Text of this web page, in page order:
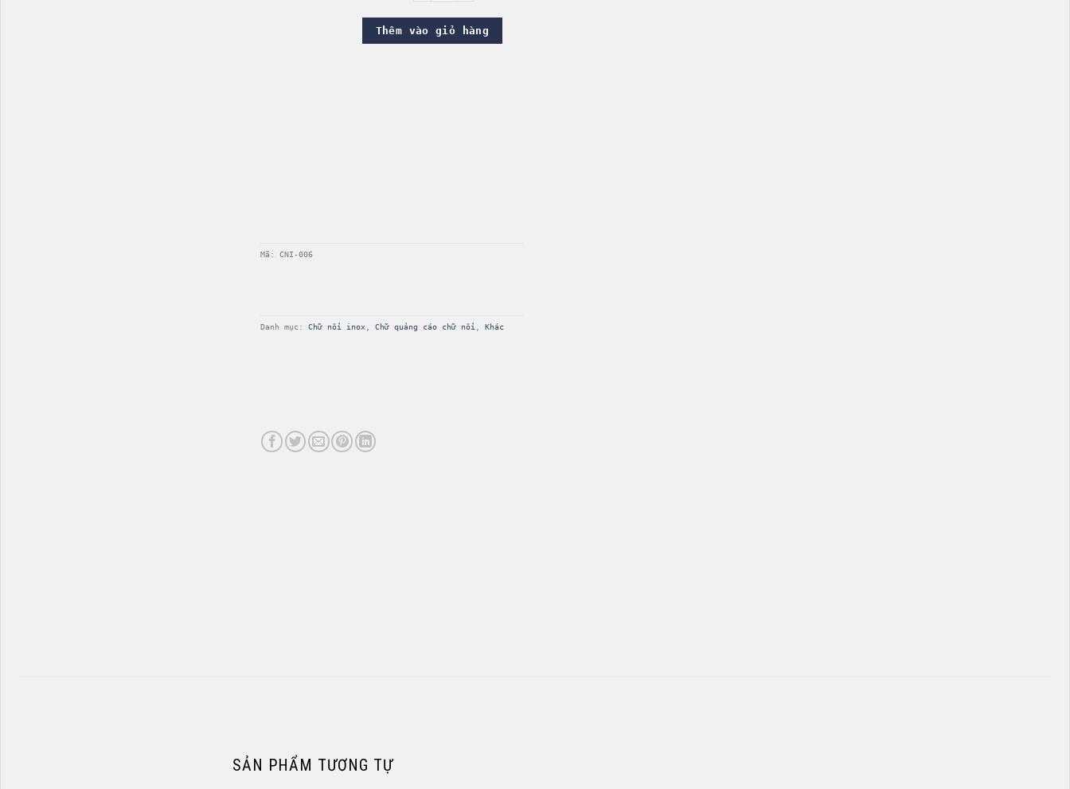
Thêm vào giỏ hàng
Mã: CNI-006
Danh mục: Chữ nổi inox Chữ quảng cáo chữ nổi Khác
				SẢN PHẨM TƯƠNG TỰ